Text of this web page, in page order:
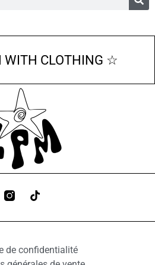
WITH CLOTHING ☆
de confidentialité